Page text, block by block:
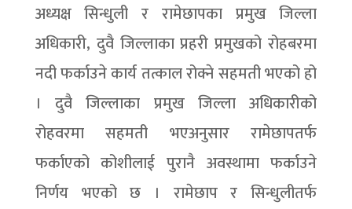
अध्यक्ष सिन्धुली र रामेछापका प्रमुख जिल्ला
अधिकारी, दुवै जिल्लाका प्रहरी प्रमुखको रोहबरमा
नदी फर्काउने कार्य तत्काल रोक्ने सहमती भएको हो
। दुवै जिल्लाका प्रमुख जिल्ला अधिकारीको
रोहवरमा सहमती भएअनुसार रामेछापतर्फ
फर्काएको कोशीलाई पुरानै अवस्थामा फर्काउने
निर्णय भएको छ । रामेछाप र सिन्धुलीतर्फ